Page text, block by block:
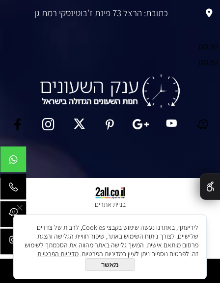
הוסף לסל
כתובת: הרצל 73 פינת ז’בוטינסקי רמת גן
טקסט
טקסט
בניית אתרים
לידיעתך, באתרנו נעשה שימוש בקבצי Cookies, לרבות של צדדים
שלישיים, לצורך ניתוח השימוש באתר, שיפור חוויית הגלישה והצגת
פרסום מותאם אישית. המשך גלישה באתר מהווה את הסכמתך לשימוש
זה. לפרטים נוספים ניתן לעיין במדיניות הפרטיות. מדיניות הפרטיות
מאשר